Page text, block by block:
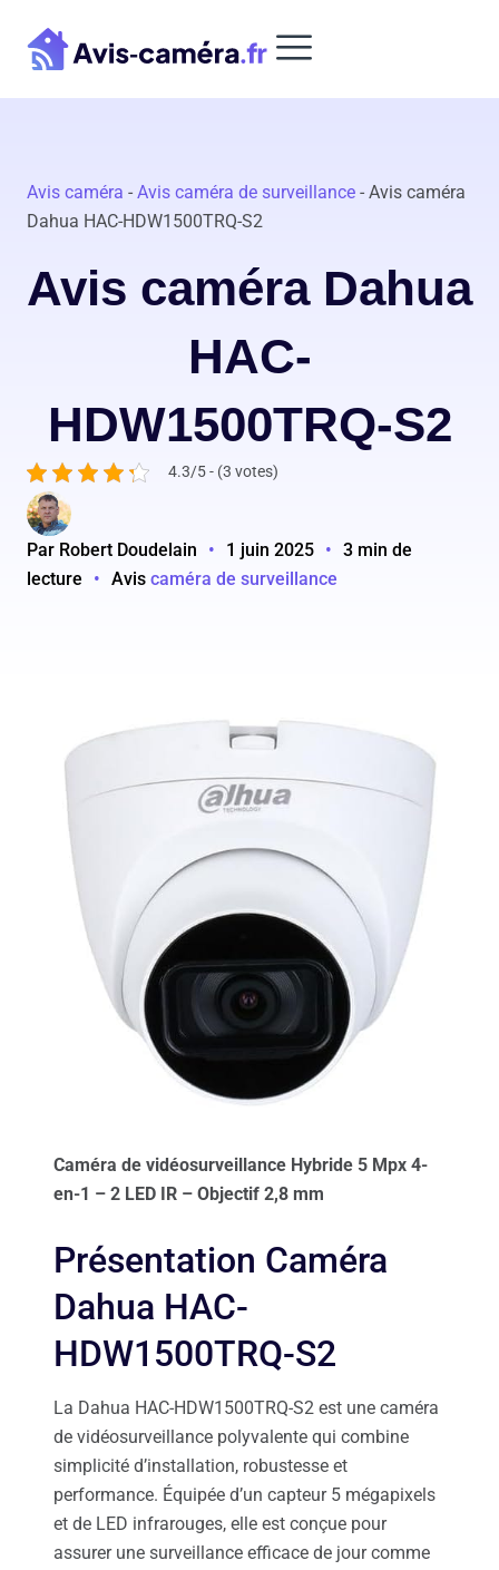
contenu
Avis caméra - Avis caméra de surveillance - Avis caméra
Dahua HAC-HDW1500TRQ-S2
Avis caméra Dahua
HAC-
HDW1500TRQ-S2
4.3/5 - (3 votes)
Par Robert Doudelain • 1 juin 2025 • 3 min de
lecture
• Avis caméra de surveillance
Caméra de vidéosurveillance Hybride 5 Mpx 4-
en-1 – 2 LED IR – Objectif 2,8 mm
Présentation Caméra
Dahua HAC-
HDW1500TRQ-S2
La Dahua HAC-HDW1500TRQ-S2 est une caméra
de vidéosurveillance polyvalente qui combine
simplicité d’installation, robustesse et
performance. Équipée d’un capteur 5 mégapixels
et de LED infrarouges, elle est conçue pour
assurer une surveillance efficace de jour comme